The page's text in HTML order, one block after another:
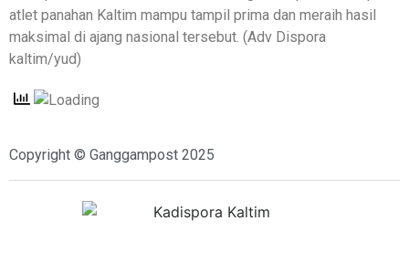
atlet panahan Kaltim mampu tampil prima dan meraih hasil
maksimal di ajang nasional tersebut. (Adv Dispora
kaltim/yud)
Copyright © Ganggampost 2025